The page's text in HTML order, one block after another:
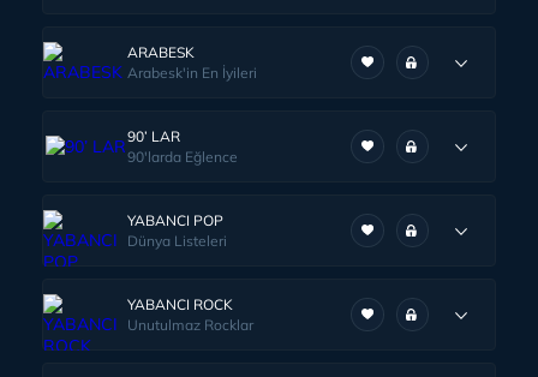
ARABESK
Arabesk'in En İyileri
90’ LAR
90'larda Eğlence
YABANCI POP
Dünya Listeleri
YABANCI ROCK
Unutulmaz Rocklar